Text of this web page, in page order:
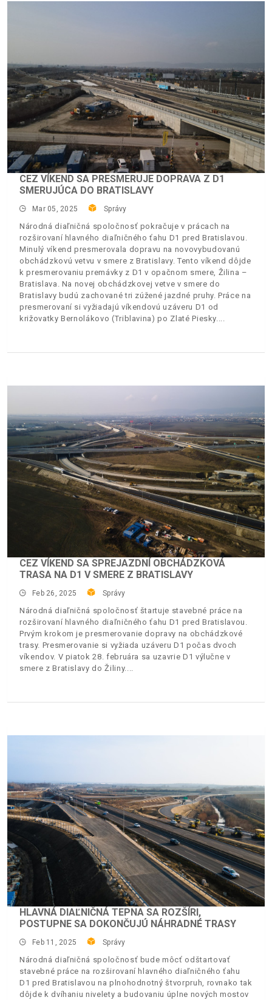
CEZ VÍKEND SA PRESMERUJE DOPRAVA Z D1
SMERUJÚCA DO BRATISLAVY
Mar 05, 2025 Správy
Národná diaľničná spoločnosť pokračuje v prácach na
rozširovaní hlavného diaľničného ťahu D1 pred Bratislavou.
Minulý víkend presmerovala dopravu na novovybudovanú
obchádzkovú vetvu v smere z Bratislavy. Tento víkend dôjde
k presmerovaniu premávky z D1 v opačnom smere, Žilina –
Bratislava. Na novej obchádzkovej vetve v smere do
Bratislavy budú zachované tri zúžené jazdné pruhy. Práce na
presmerovaní si vyžiadajú víkendovú uzáveru D1 od
križovatky Bernolákovo (Triblavina) po Zlaté Piesky.
CEZ VÍKEND SA SPREJAZDNÍ OBCHÁDZKOVÁ
TRASA NA D1 V SMERE Z BRATISLAVY
Feb 26, 2025 Správy
Národná diaľničná spoločnosť štartuje stavebné práce na
rozširovaní hlavného diaľničného ťahu D1 pred Bratislavou.
Prvým krokom je presmerovanie dopravy na obchádzkové
trasy. Presmerovanie si vyžiada uzáveru D1 počas dvoch
víkendov. V piatok 28. februára sa uzavrie D1 výlučne v
smere z Bratislavy do Žiliny.
HLAVNÁ DIAĽNIČNÁ TEPNA SA ROZŠÍRI,
POSTUPNE SA DOKONČUJÚ NÁHRADNÉ TRASY
Feb 11, 2025 Správy
Národná diaľničná spoločnosť bude môcť odštartovať
stavebné práce na rozširovaní hlavného diaľničného ťahu
D1 pred Bratislavou na plnohodnotný štvorpruh, rovnako tak
dôjde k dvíhaniu nivelety a budovaniu úplne nových mostov